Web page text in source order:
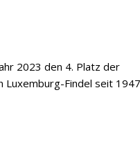
2023 den 4. Platz der
Luxemburg-Findel seit